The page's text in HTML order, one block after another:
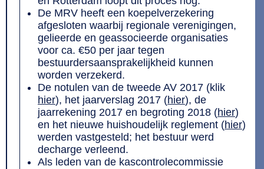
De MRV heeft een koepelverzekering
afgesloten waarbij regionale verenigingen,
gelieerde en geassocieerde organisaties
voor ca. €50 per jaar tegen
bestuurdersaansprakelijkheid kunnen
worden verzekerd.
De notulen van de tweede AV 2017 (klik
hier), het jaarverslag 2017 (hier), de
jaarrekening 2017 en begroting 2018 (hier)
en het nieuwe huishoudelijk reglement (hier)
werden vastgesteld; het bestuur werd
decharge verleend.
Als leden van de kascontrolecommissie